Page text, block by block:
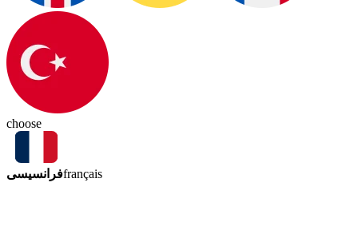
choose
فرانسیسیfrançais